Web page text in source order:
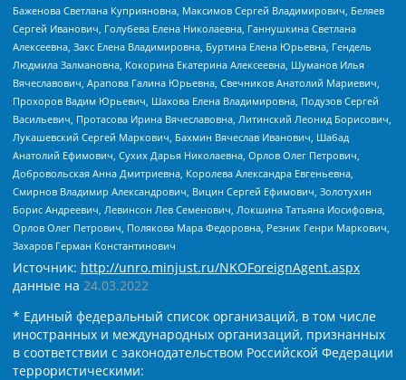
Баженова Светлана Куприяновна, Максимов Сергей Владимирович, Беляев
Сергей Иванович, Голубева Елена Николаевна, Ганнушкина Светлана
Алексеевна, Закс Елена Владимировна, Буртина Елена Юрьевна, Гендель
Людмила Залмановна, Кокорина Екатерина Алексеевна, Шуманов Илья
Вячеславович, Арапова Галина Юрьевна, Свечников Анатолий Мариевич,
Прохоров Вадим Юрьевич, Шахова Елена Владимировна, Подузов Сергей
Васильевич, Протасова Ирина Вячеславовна, Литинский Леонид Борисович,
Лукашевский Сергей Маркович, Бахмин Вячеслав Иванович, Шабад
Анатолий Ефимович, Сухих Дарья Николаевна, Орлов Олег Петрович,
Добровольская Анна Дмитриевна, Королева Александра Евгеньевна,
Смирнов Владимир Александрович, Вицин Сергей Ефимович, Золотухин
Борис Андреевич, Левинсон Лев Семенович, Локшина Татьяна Иосифовна,
Орлов Олег Петрович, Полякова Мара Федоровна, Резник Генри Маркович,
Захаров Герман Константинович
Источник: http://unro.minjust.ru/NKOForeignAgent.aspx
данные на 24.03.2022
* Единый федеральный список организаций, в том числе
иностранных и международных организаций, признанных
в соответствии с законодательством Российской Федерации
террористическими: